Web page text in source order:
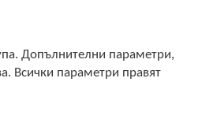
Допълнителни параметри,
Всички параметри правят